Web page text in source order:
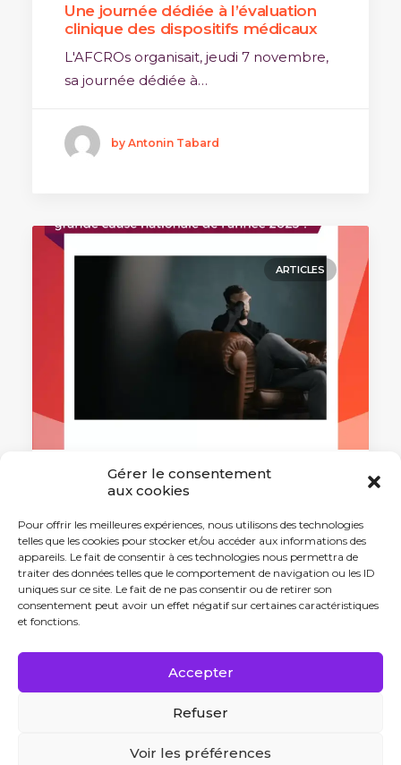
Gérer le consentement
aux cookies
Pour offrir les meilleures expériences, nous utilisons des technologies
telles que les cookies pour stocker et/ou accéder aux informations des
appareils. Le fait de consentir à ces technologies nous permettra de
traiter des données telles que le comportement de navigation ou les ID
uniques sur ce site. Le fait de ne pas consentir ou de retirer son
consentement peut avoir un effet négatif sur certaines caractéristiques
et fonctions.
Accepter
Refuser
Voir les préférences
Une journée dédiée à l’évaluation
clinique des dispositifs médicaux
L'AFCROs organisait, jeudi 7 novembre,
sa journée dédiée à…
by Antonin Tabard
ARTICLES
15 octobre 2024
Santé mentale : grande cause
nationale de l’année 2025 ?
Le Premier ministre Michel Barnier
souhaite ériger la santé…
by Antonin Tabard